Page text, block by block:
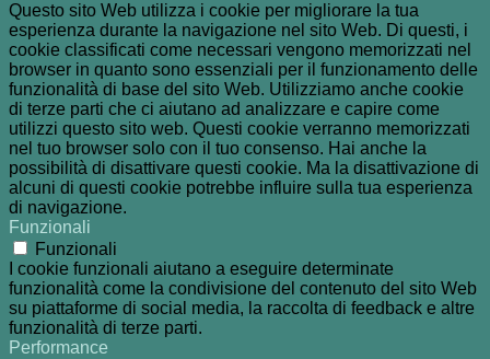
Questo sito Web utilizza i cookie per migliorare la tua
esperienza durante la navigazione nel sito Web. Di questi, i
cookie classificati come necessari vengono memorizzati nel
browser in quanto sono essenziali per il funzionamento delle
funzionalità di base del sito Web. Utilizziamo anche cookie
di terze parti che ci aiutano ad analizzare e capire come
utilizzi questo sito web. Questi cookie verranno memorizzati
nel tuo browser solo con il tuo consenso. Hai anche la
possibilità di disattivare questi cookie. Ma la disattivazione di
alcuni di questi cookie potrebbe influire sulla tua esperienza
di navigazione.
Funzionali
Funzionali
I cookie funzionali aiutano a eseguire determinate
funzionalità come la condivisione del contenuto del sito Web
su piattaforme di social media, la raccolta di feedback e altre
funzionalità di terze parti.
Performance